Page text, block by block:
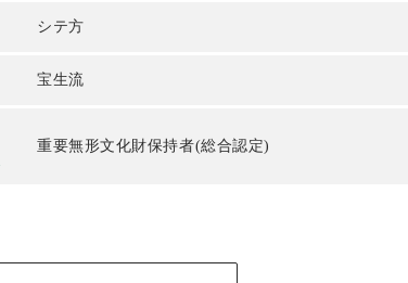
シテ方
宝生流
重要無形文化財保持者(総合認定)